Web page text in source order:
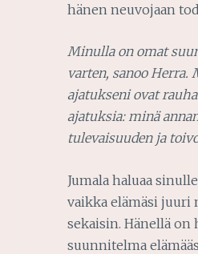
hänen neuvojaan
Minulla on omat
varten, sanoo Herra.
ajatukseni ovat
ajatuksia: minä
tulevaisuuden ja
Jumala haluaa
vaikka elämäsi juuri
sekaisin. Hänellä on
suunnitelma